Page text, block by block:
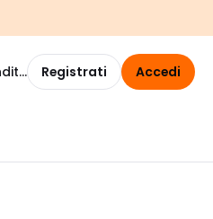
Registrati Accedi